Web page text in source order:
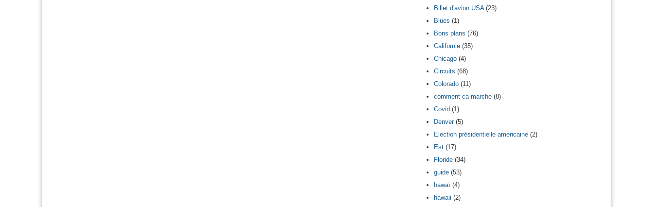
Billet d'avion USA(23)
Blues (1)
Bons plans (76)
Californie (35)
Chicago (4)
Circuits (68)
Colorado (11)
comment ca marche (8)
Covid (1)
Denver(5)
Election présidentielle américaine (2)
Est (17)
Floride (34)
guide (53)
hawaï (4)
hawaii (2)